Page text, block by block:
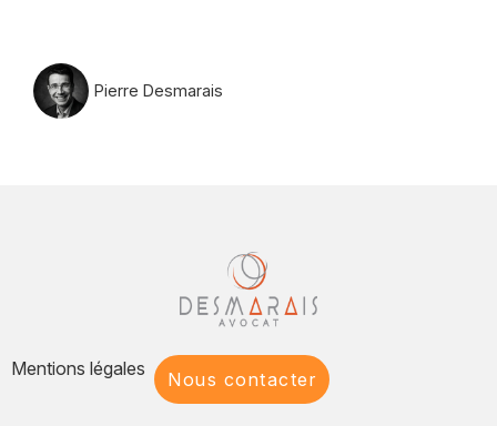
Pierre Desmarais
Mentions légales Nous contacter